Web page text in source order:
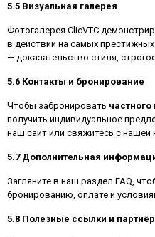
5.5 Визуальная галерея
Фотогалерея ClicVTC
в действии на самых
— доказательство стиля,
5.6 Контакты и бронирование
Чтобы забронировать
получить индивидуальное
наш сайт или свяжитесь с
5.7 Дополнительная
Загляните в наш раздел FAQ,
бронированию, оплате и
5.8 Полезные ссылки и